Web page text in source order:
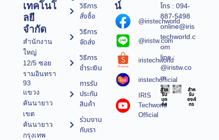
เทคโนโ
ลยี
จำกัด
สำนักงาน
ใหญ่
12/5 ซอย
รามอินทรา
93
แขวง
คันนายาว
เขต
คันนายาว
กรุงเทพ
วิธีการ
สั่งซื้อ
วิธีการ
จัดส่ง
วิธีการ
ชำระเงิน
การรับ
ประกัน
สินค้า
ร่วมงาน
กับเรา
น์
@iristechworld
@iristw.com
iristechworld
iristechofficial
IRIS
Techworld
Official
โทร : 094-
887-5498
online@iris
techworld.c
om
line :
@iristw.co
m
สำห
รับ
บุค
คล
สำห
รับ
องค์
กร